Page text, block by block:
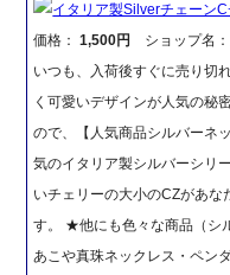
イタリア製Silverチェーン
価格：1,500円
ショップ名
いつも、入荷後すぐに売り切
く可愛いデザインが人気の
ので、【人気商品シルバーネ
気のイタリア製シルバーシリ
いチェリーの大小のCZがあ
す。 ★他にも色々な商品（シ
あこや真珠ネックレス・ペン